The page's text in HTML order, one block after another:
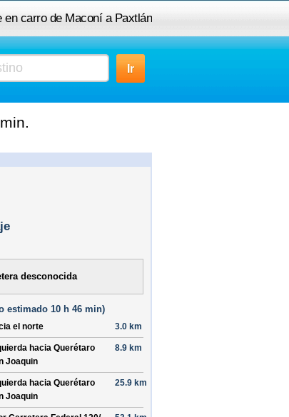
en carro de Maconí a Paxtlán
desconocida
estimado 10 h 46 min)
el norte 3.0 km
hacia Querétaro
Joaquin
8.9 km
hacia Querétaro
Joaquin
25.9 km